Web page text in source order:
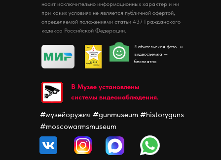
носит исключительно информационных характер и ни
при каких условиях не является публичной офертой,
определяемой положениями статьи 437 Гражданского
кодекса Российской Федерации.
В Музее установлены
системы видеонаблюдения.
#музейоружия #gunmuseum #historyguns
#moscowarmsmuseum
Любительская фото- и
видеосъемка —
бесплатно